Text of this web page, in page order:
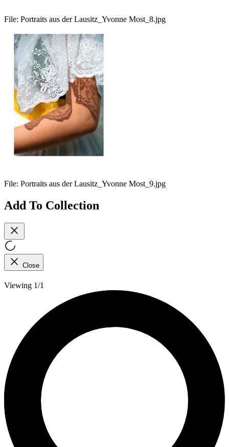
File: Portraits aus der Lausitz_Yvonne Most_8.jpg
File: Portraits aus der Lausitz_Yvonne Most_9.jpg
Add To Collection
Close
Viewing 1/1